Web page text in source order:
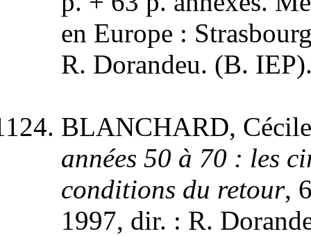
en Europe :
R. Dorandeu. (B.
BLANCHARD,
années 50 à 70 : les
conditions du retour,
1997, dir. : R.